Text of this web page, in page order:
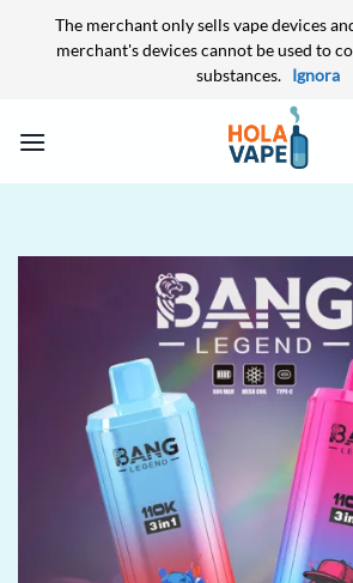
The merchant only sells vape devices
merchant's devices cannot be used to
substances. Ignora